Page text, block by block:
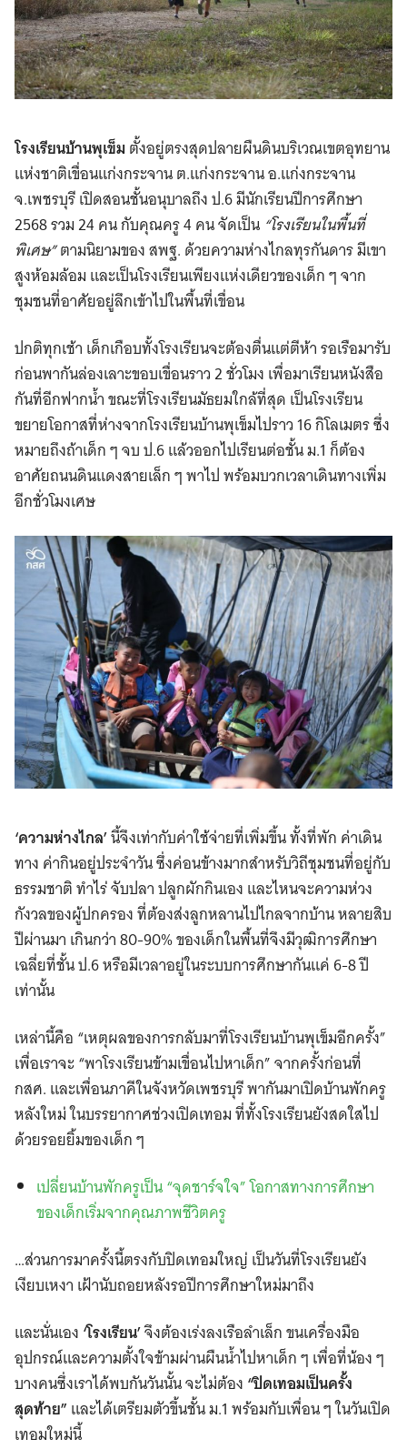
โรงเรียนบ้านพุเข็ม ตั้งอยู่ตรงสุดปลายผืนดินบริเวณเขตอุทยาน
แห่งชาติเขื่อนแก่งกระจาน ต.แก่งกระจาน อ.แก่งกระจาน
จ.เพชรบุรี เปิดสอนชั้นอนุบาลถึง ป.6 มีนักเรียนปีการศึกษา
2568 รวม 24 คน กับคุณครู 4 คน จัดเป็น “โรงเรียนในพื้นที่
พิเศษ”ตามนิยามของ สพฐ. ด้วยความห่างไกลทุรกันดาร มีเขา
สูงห้อมล้อม และเป็นโรงเรียนเพียงแห่งเดียวของเด็ก ๆ จาก
ชุมชนที่อาศัยอยู่ลึกเข้าไปในพื้นที่เขื่อน
ปกติทุกเช้า เด็กเกือบทั้งโรงเรียนจะต้องตื่นแต่ตีห้า รอเรือมารับ
ก่อนพากันล่องเลาะขอบเขื่อนราว 2 ชั่วโมง เพื่อมาเรียนหนังสือ
กันที่อีกฟากน้ำ ขณะที่โรงเรียนมัธยมใกล้ที่สุด เป็นโรงเรียน
ขยายโอกาสที่ห่างจากโรงเรียนบ้านพุเข็มไปราว 16 กิโลเมตร ซึ่ง
หมายถึงถ้าเด็ก ๆ จบ ป.6 แล้วออกไปเรียนต่อชั้น ม.1 ก็ต้อง
อาศัยถนนดินแดงสายเล็ก ๆ พาไป พร้อมบวกเวลาเดินทางเพิ่ม
อีกชั่วโมงเศษ
‘ความห่างไกล’นี้จึงเท่ากับค่าใช้จ่ายที่เพิ่มขึ้น ทั้งที่พัก ค่าเดิน
ทาง ค่ากินอยู่ประจำวัน ซึ่งค่อนข้างมากสำหรับวิถีชุมชนที่อยู่กับ
ธรรมชาติ ทำไร่ จับปลา ปลูกผักกินเอง และไหนจะความห่วง
กังวลของผู้ปกครอง ที่ต้องส่งลูกหลานไปไกลจากบ้าน หลายสิบ
ปีผ่านมา เกินกว่า 80-90% ของเด็กในพื้นที่จึงมีวุฒิการศึกษา
เฉลี่ยที่ชั้น ป.6 หรือมีเวลาอยู่ในระบบการศึกษากันแค่ 6-8 ปี
เท่านั้น
เหล่านี้คือ “เหตุผลของการกลับมาที่โรงเรียนบ้านพุเข็มอีกครั้ง”
เพื่อเราจะ “พาโรงเรียนข้ามเขื่อนไปหาเด็ก” จากครั้งก่อนที่
กสศ. และเพื่อนภาคีในจังหวัดเพชรบุรี พากันมาเปิดบ้านพักครู
หลังใหม่ ในบรรยากาศช่วงเปิดเทอม ที่ทั้งโรงเรียนยังสดใสไป
ด้วยรอยยิ้มของเด็ก ๆ
เปลี่ยนบ้านพักครูเป็น “จุดชาร์จใจ” โอกาสทางการศึกษา
ของเด็กเริ่มจากคุณภาพชีวิตครู
…ส่วนการมาครั้งนี้ตรงกับปิดเทอมใหญ่ เป็นวันที่โรงเรียนยัง
เงียบเหงา เฝ้านับถอยหลังรอปีการศึกษาใหม่มาถึง
และนั่นเอง ‘โรงเรียน’จึงต้องเร่งลงเรือลำเล็ก ขนเครื่องมือ
อุปกรณ์และความตั้งใจข้ามผ่านผืนน้ำไปหาเด็ก ๆ เพื่อที่น้อง ๆ
บางคนซึ่งเราได้พบกันวันนั้น จะไม่ต้อง “ปิดเทอมเป็นครั้ง
สุดท้าย” และได้เตรียมตัวขึ้นชั้น ม.1 พร้อมกับเพื่อน ๆ ในวันเปิด
เทอมใหม่นี้